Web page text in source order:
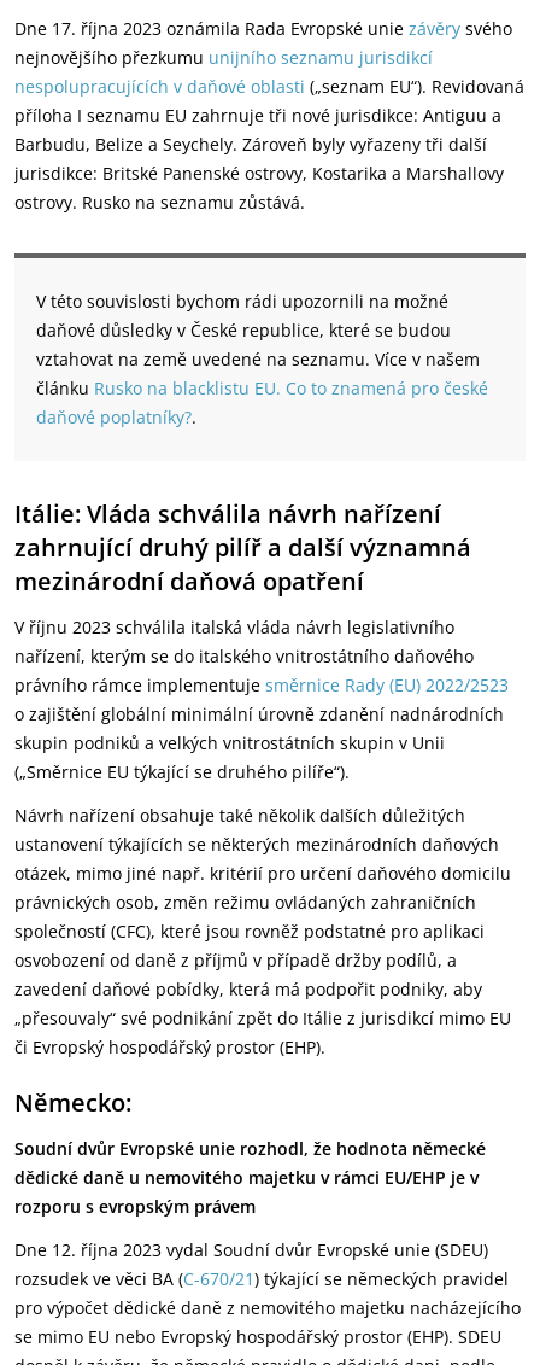
Dne 17. října 2023 oznámila Rada Evropské unie závěry svého
nejnovějšího přezkumu unijního seznamu jurisdikcí
nespolupracujících v daňové oblasti („seznam EU“). Revidovaná
příloha I seznamu EU zahrnuje tři nové jurisdikce: Antiguu a
Barbudu, Belize a Seychely. Zároveň byly vyřazeny tři další
jurisdikce: Britské Panenské ostrovy, Kostarika a Marshallovy
ostrovy. Rusko na seznamu zůstává.
V této souvislosti bychom rádi upozornili na možné
daňové důsledky v České republice, které se budou
vztahovat na země uvedené na seznamu. Více v našem
článku Rusko na blacklistu EU. Co to znamená pro české
daňové poplatníky?.
Itálie: Vláda schválila návrh nařízení
zahrnující druhý pilíř a další významná
mezinárodní daňová opatření
V říjnu 2023 schválila italská vláda návrh legislativního
nařízení, kterým se do italského vnitrostátního daňového
právního rámce implementuje směrnice Rady (EU) 2022/2523
o zajištění globální minimální úrovně zdanění nadnárodních
skupin podniků a velkých vnitrostátních skupin v Unii
(„Směrnice EU týkající se druhého pilíře“).
Návrh nařízení obsahuje také několik dalších důležitých
ustanovení týkajících se některých mezinárodních daňových
otázek, mimo jiné např. kritérií pro určení daňového domicilu
právnických osob, změn režimu ovládaných zahraničních
společností (CFC), které jsou rovněž podstatné pro aplikaci
osvobození od daně z příjmů v případě držby podílů, a
zavedení daňové pobídky, která má podpořit podniky, aby
„přesouvaly“ své podnikání zpět do Itálie z jurisdikcí mimo EU
či Evropský hospodářský prostor (EHP).
Německo:
Soudní dvůr Evropské unie rozhodl, že hodnota německé
dědické daně u nemovitého majetku v rámci EU/EHP je v
rozporu s evropským právem
Dne 12. října 2023 vydal Soudní dvůr Evropské unie (SDEU)
rozsudek ve věci BA (C-670/21) týkající se německých pravidel
pro výpočet dědické daně z nemovitého majetku nacházejícího
se mimo EU nebo Evropský hospodářský prostor (EHP). SDEU